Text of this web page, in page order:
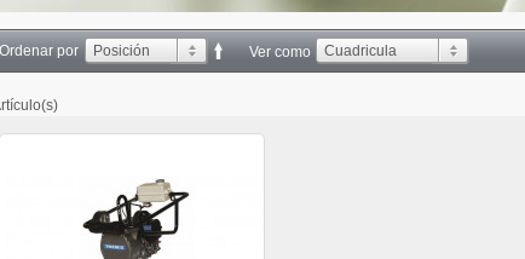
Ordenar por Posición Ver como Cuadricula